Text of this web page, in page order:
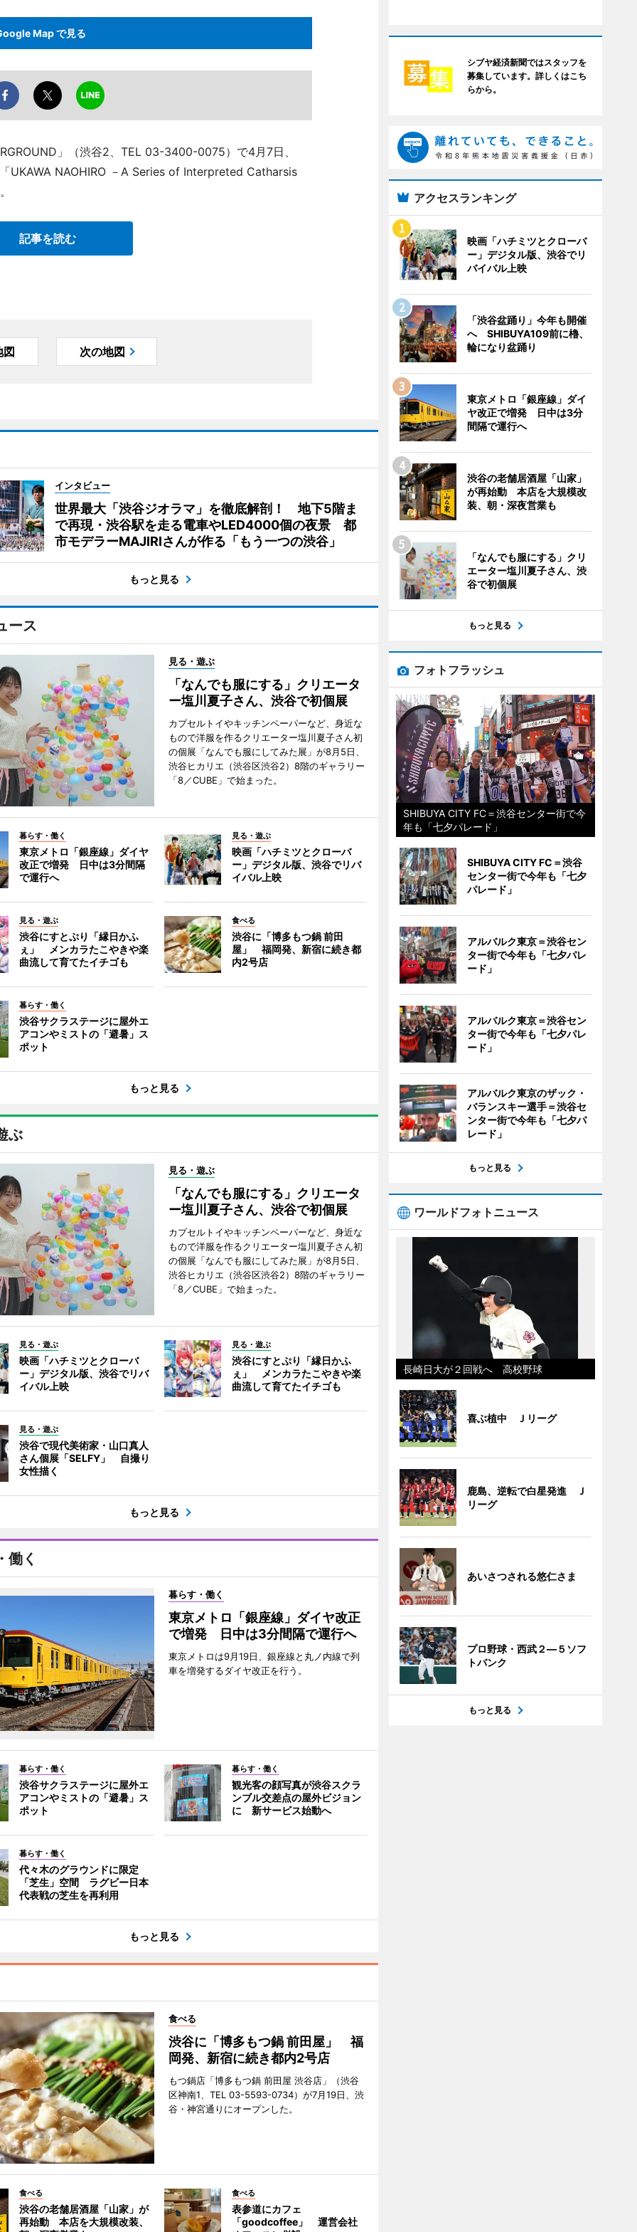
Map で見る
」（渋谷2、TEL 03-3400-0075）で4月7日、
UKAWA NAOHIRO －A Series of Interpreted Catharsis
記事を読む
図 次の地図
インタビュー
世界最大「渋谷ジオラマ」を徹底解剖！ 地下5階ま
で再現・渋谷駅を走る電車やLED4000個の夜景 都
市モデラーMAJIRIさんが作る「もう一つの渋谷」
もっと見る
ース
見る・遊ぶ
「なんでも服にする」クリエータ
ー塩川夏子さん、渋谷で初個展
カプセルトイやキッチンペーパーなど、身近な
もので洋服を作るクリエーター塩川夏子さん初
の個展「なんでも服にしてみた展」が8月5日、
渋谷ヒカリエ（渋谷区渋谷2）8階のギャラリー
「8／CUBE」で始まった。
暮らす・働く
東京メトロ「銀座線」ダイヤ
改正で増発 日中は3分間隔
で運行へ
見る・遊ぶ
映画「ハチミツとクローバ
ー」デジタル版、渋谷でリバ
イバル上映
見る・遊ぶ
渋谷にすとぷり「縁日かふ
ぇ」 メンカラたこやきや楽
曲流して育てたイチゴも
食べる
渋谷に「博多もつ鍋 前田
屋」 福岡発、新宿に続き都
内2号店
暮らす・働く
渋谷サクラステージに屋外エ
アコンやミストの「避暑」ス
ポット
もっと見る
ぶ
見る・遊ぶ
「なんでも服にする」クリエータ
ー塩川夏子さん、渋谷で初個展
カプセルトイやキッチンペーパーなど、身近な
もので洋服を作るクリエーター塩川夏子さん初
の個展「なんでも服にしてみた展」が8月5日、
渋谷ヒカリエ（渋谷区渋谷2）8階のギャラリー
「8／CUBE」で始まった。
見る・遊ぶ
映画「ハチミツとクローバ
ー」デジタル版、渋谷でリバ
イバル上映
見る・遊ぶ
渋谷にすとぷり「縁日かふ
ぇ」 メンカラたこやきや楽
曲流して育てたイチゴも
見る・遊ぶ
渋谷で現代美術家・山口真人
さん個展「SELFY」 自撮り
女性描く
もっと見る
働く
暮らす・働く
東京メトロ「銀座線」ダイヤ改正
で増発 日中は3分間隔で運行へ
東京メトロは9月19日、銀座線と丸ノ内線で列
車を増発するダイヤ改正を行う。
暮らす・働く
渋谷サクラステージに屋外エ
アコンやミストの「避暑」ス
ポット
暮らす・働く
観光客の顔写真が渋谷スクラ
ンブル交差点の屋外ビジョン
に 新サービス始動へ
暮らす・働く
代々木のグラウンドに限定
「芝生」空間 ラグビー日本
代表戦の芝生を再利用
もっと見る
食べる
渋谷に「博多もつ鍋 前田屋」 福
岡発、新宿に続き都内2号店
もつ鍋店「博多もつ鍋 前田屋 渋谷店」（渋谷
区神南1、TEL 03-5593-0734）が7月19日、渋
谷・神宮通りにオープンした。
食べる
渋谷の老舗居酒屋「山家」が
再始動 本店を大規模改装、
食べる
表参道にカフェ
「goodcoffee」 運営会社
シブヤ経済新聞ではスタッフを
募集しています。詳しくはこち
らから。
アクセスランキング
映画「ハチミツとクローバ
ー」デジタル版、渋谷でリ
バイバル上映
「渋谷盆踊り」今年も開催
へ SHIBUYA109前に櫓、
輪になり盆踊り
東京メトロ「銀座線」ダイ
ヤ改正で増発 日中は3分
間隔で運行へ
渋谷の老舗居酒屋「山家」
が再始動 本店を大規模改
装、朝・深夜営業も
「なんでも服にする」クリ
エーター塩川夏子さん、渋
谷で初個展
もっと見る
フォトフラッシュ
SHIBUYA CITY FC＝渋谷センター街で今
年も「七夕パレード」
SHIBUYA CITY FC＝渋谷
センター街で今年も「七夕
パレード」
アルバルク東京＝渋谷セン
ター街で今年も「七夕パレ
ード」
アルバルク東京＝渋谷セン
ター街で今年も「七夕パレ
ード」
アルバルク東京のザック・
バランスキー選手＝渋谷セ
ンター街で今年も「七夕パ
レード」
もっと見る
ワールドフォトニュース
長崎日大が２回戦へ 高校野球
喜ぶ植中 Ｊリーグ
鹿島、逆転で白星発進 Ｊ
リーグ
あいさつされる悠仁さま
プロ野球・西武２―５ソフ
トバンク
もっと見る